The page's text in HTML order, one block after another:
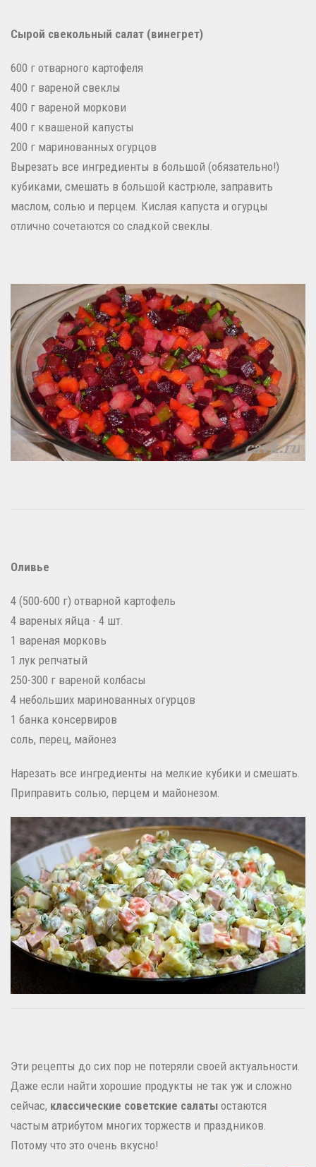
Сырой свекольный салат (винегрет)
600 г отварного картофеля
400 г вареной свеклы
400 г вареной моркови
400 г квашеной капусты
200 г маринованных огурцов
Вырезать все ингредиенты в большой (обязательно!)
кубиками, смешать в большой кастрюле, заправить
маслом, солью и перцем. Кислая капуста и огурцы
отлично сочетаются со сладкой свеклы.
Оливье
4 (500-600 г) отварной картофель
4 вареных яйца - 4 шт.
1 вареная морковь
1 лук репчатый
250-300 г вареной колбасы
4 небольших маринованных огурцов
1 банка консервиров
соль, перец, майонез
Нарезать все ингредиенты на мелкие кубики и смешать.
Приправить солью, перцем и майонезом.
Эти рецепты до сих пор не потеряли своей актуальности.
Даже если найти хорошие продукты не так уж и сложно
сейчас, классические советские салаты остаются
частым атрибутом многих торжеств и праздников.
Потому что это очень вкусно!